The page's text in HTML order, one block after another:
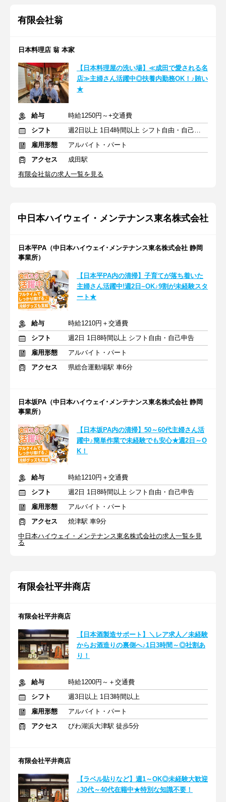
有限会社翁
日本料理店 翁 本家
【日本料理屋の洗い場】≪成田で愛される名
店≫主婦さん活躍中◎扶養内勤務OK！♪賄い
★
給与
時給1250円～+交通費
シフト
週2日以上 1日4時間以上 シフト自由・自己申告
雇用形態
アルバイト・パート
アクセス
成田駅
有限会社翁の求人一覧を見る
中日本ハイウェイ・メンテナンス東名株式会社
日本平PA（中日本ハイウェイ･メンテナンス東名株式会社 静岡
事業所）
【日本平PA内の清掃】子育てが落ち着いた
主婦さん活躍中!週2日~OK♪9割が未経験スタ
ート★
給与
時給1210円＋交通費
シフト
週2日 1日8時間以上 シフト自由・自己申告
雇用形態
アルバイト・パート
アクセス
県総合運動場駅 車6分
日本坂PA（中日本ハイウェイ･メンテナンス東名株式会社 静岡
事業所）
【日本坂PA内の清掃】50～60代主婦さん活
躍中♪簡単作業で未経験でも安心★週2日～O
K！
給与
時給1210円＋交通費
シフト
週2日 1日8時間以上 シフト自由・自己申告
雇用形態
アルバイト・パート
アクセス
焼津駅 車9分
中日本ハイウェイ・メンテナンス東名株式会社の求人一覧を見
る
有限会社平井商店
有限会社平井商店
【日本酒製造サポート】＼レア求人／未経験
からお酒造りの裏側へ♪1日3時間～◎社割あ
り！
給与
時給1200円～＋交通費
シフト
週3日以上 1日3時間以上
雇用形態
アルバイト・パート
アクセス
びわ湖浜大津駅 徒歩5分
有限会社平井商店
【ラベル貼りなど】週1～OK◎未経験大歓迎
♪30代～40代在籍中★特別な知識不要！